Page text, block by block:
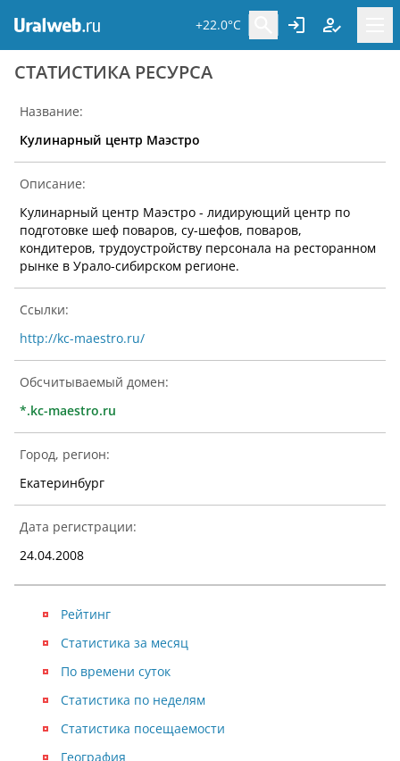
+22.0°C
CТАТИСТИКА РЕСУРСА
Название:
Кулинарный центр Маэстро
Описание:
Кулинарный центр Маэстро - лидирующий центр по
подготовке шеф поваров, су-шефов, поваров,
кондитеров, трудоустройству персонала на ресторанном
рынке в Урало-сибирском регионе.
Ссылки:
http://kc-maestro.ru/
Обсчитываемый домен:
*.kc-maestro.ru
Город, регион:
Екатеринбург
Дата регистрации:
24.04.2008
Рейтинг
Статистика посещаемости
Статистика за месяц
География
По времени суток
Статистика по неделям